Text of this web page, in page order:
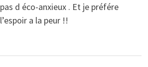
pas d éco-anxieux . Et je préfére
l’espoir a la peur !!